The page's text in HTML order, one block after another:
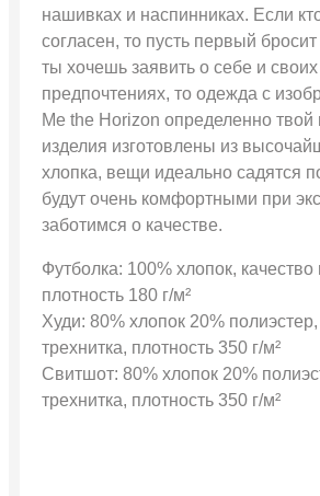
нашивках и наспинниках. Если
согласен, то пусть первый
ты хочешь заявить о себе и
предпочтениях, то одежда с
Me the Horizon определенно
изделия изготовлены из
хлопка, вещи идеально садятся
будут очень комфортными при
заботимся о качестве.
Футболка: 100% хлопок, качество
плотность 180 г/м²
Худи: 80% хлопок 20%
трехнитка, плотность 350 г/м²
Свитшот: 80% хлопок 20%
трехнитка, плотность 350 г/м²